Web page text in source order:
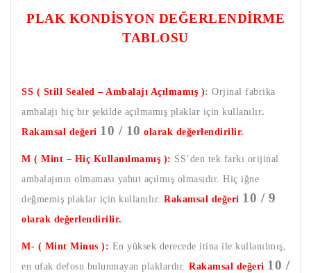
PLAK KONDİSYON DEĞERLENDİRME
TABLOSU
SS ( Still Sealed – Ambalajı Açılmamış ): Orjinal fabrika
ambalajı hiç bir şekilde açılmamış plaklar için kullanılır.
Rakamsal değeri 10 / 10 olarak değerlendirilir.
M ( Mint – Hiç Kullanılmamış ): SS’den tek farkı orijinal
ambalajının olmaması yahut açılmış olmasıdır. Hiç iğne
değmemiş plaklar için kullanılır. Rakamsal değeri 10 / 9
olarak değerlendirilir.
M- ( Mint Minus ): En yüksek derecede itina ile kullanılmış,
en ufak defosu bulunmayan plaklardır. Rakamsal değeri 10 /